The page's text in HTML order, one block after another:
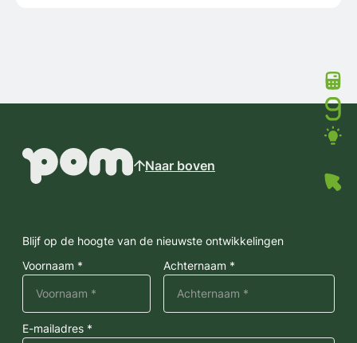
Naar boven
Blijf op de hoogte van de nieuwste ontwikkelingen
Voornaam *
Achternaam *
E-mailadres *